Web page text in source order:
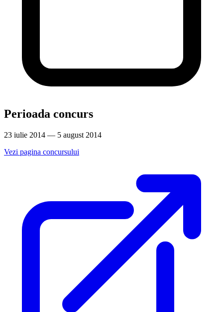
Perioada concurs
23 iulie 2014 — 5 august 2014
Vezi pagina concursului